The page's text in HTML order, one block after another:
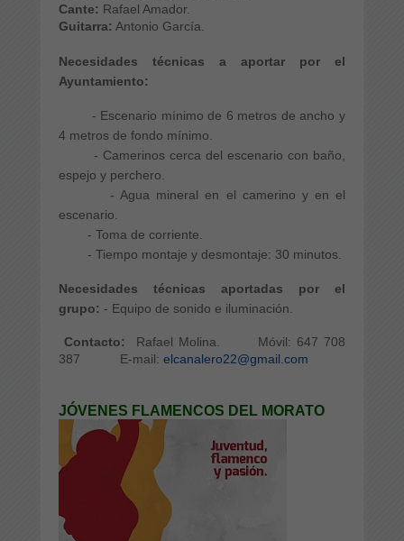
Cante: Rafael Amador.
Guitarra: Antonio García.
Necesidades técnicas a aportar por el
Ayuntamiento:
- Escenario mínimo de 6 metros de ancho y
4 metros de fondo mínimo.
- Camerinos cerca del escenario con baño,
espejo y perchero.
- Agua mineral en el camerino y en el
escenario.
- Toma de corriente.
- Tiempo montaje y desmontaje: 30 minutos.
Necesidades técnicas aportadas por el
grupo: - Equipo de sonido e iluminación.
Contacto: Rafael Molina. Móvil: 647 708
387 E-mail: elcanalero22@gmail.com
JÓVENES FLAMENCOS DEL MORATO